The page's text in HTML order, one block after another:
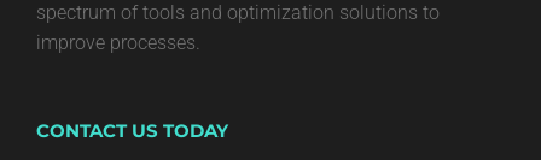
spectrum of tools and optimization solutions to
improve processes.
CONTACT US TODAY